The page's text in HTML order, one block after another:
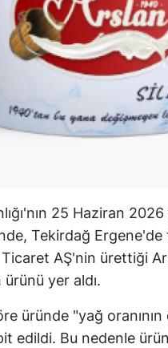
25 Haziran
Tekirdağ
AŞ'nin ürettiği
yer aldı.
üründe "yağ
edildi. Bu nedenle